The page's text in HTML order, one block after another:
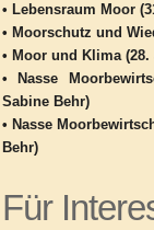
• Lebensraum Moor
• Moorschutz und
• Moor und Klima
• Nasse
Sabine Behr)
• Nasse
Behr)
Für